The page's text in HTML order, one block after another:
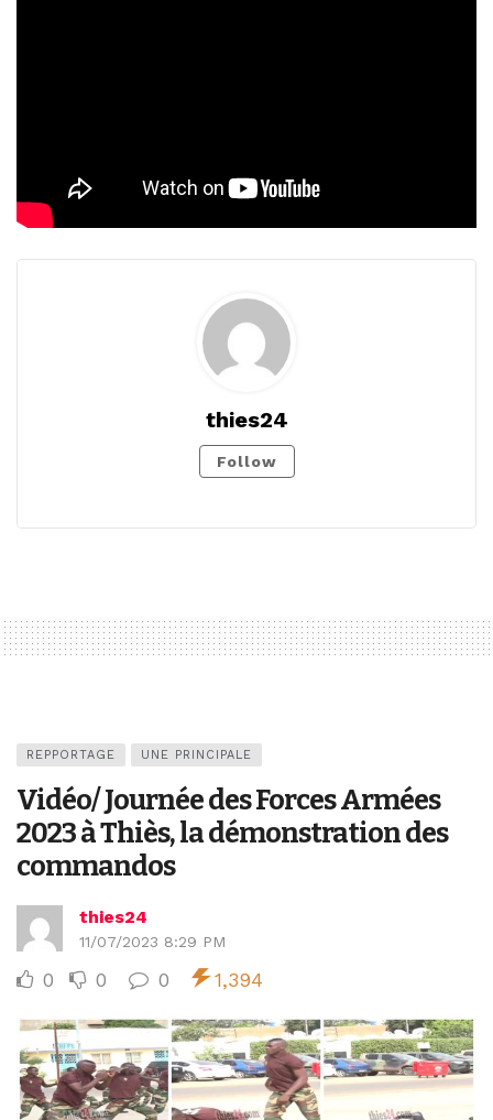
thies24
Follow
REPPORTAGE UNE PRINCIPALE
Vidéo/ Journée des Forces Armées
2023 à Thiès, la démonstration des
commandos
thies24
11/07/2023 8:29 PM
0 0 0 1,394